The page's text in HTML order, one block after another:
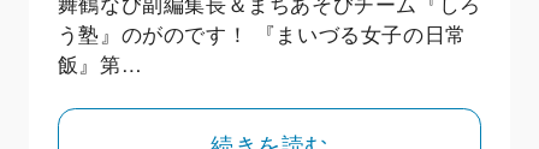
う塾』のがのです！ 『まいづる女子の日常
飯』第…